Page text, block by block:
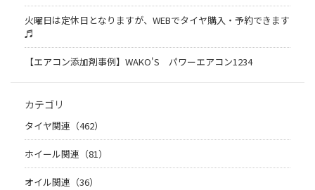
火曜日は定休日となりますが、WEBでタイヤ購入・予約できます
♬
【エアコン添加剤事例】WAKO'S パワーエアコン1234
カテゴリ
タイヤ関連（462）
ホイール関連（81）
オイル関連（36）